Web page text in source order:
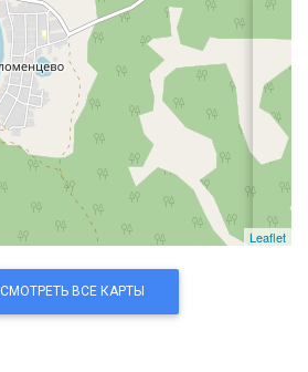
Leaflet
СМОТРЕТЬ ВСЕ КАРТЫ